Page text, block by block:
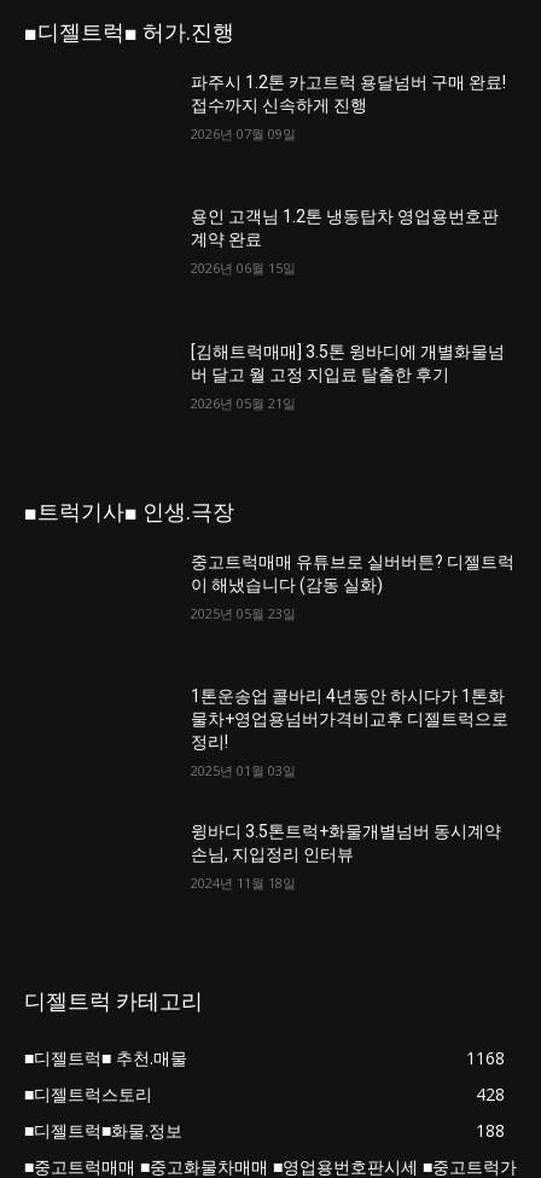
■디젤트럭■ 허가.진행
파주시 1.2톤 카고트럭 용달넘버 구매 완료!
접수까지 신속하게 진행
2026년 07월 09일
용인 고객님 1.2톤 냉동탑차 영업용번호판
계약 완료
2026년 06월 15일
[김해트럭매매] 3.5톤 윙바디에 개별화물넘
버 달고 월 고정 지입료 탈출한 후기
2026년 05월 21일
■트럭기사■ 인생.극장
중고트럭매매 유튜브로 실버버튼? 디젤트럭
이 해냈습니다 (감동 실화)
2025년 05월 23일
1톤운송업 콜바리 4년동안 하시다가 1톤화
물차+영업용넘버가격비교후 디젤트럭으로
정리!
2025년 01월 03일
윙바디 3.5톤트럭+화물개별넘버 동시계약
손님, 지입정리 인터뷰
2024년 11월 18일
디젤트럭 카테고리
■디젤트럭■ 추천.매물
1168
■디젤트럭스토리
428
■디젤트럭■화물.정보
188
■중고트럭매매 ■중고화물차매매 ■영업용번호판시세 ■중고트럭가